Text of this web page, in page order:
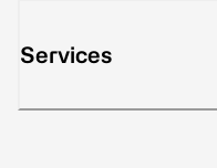
Services